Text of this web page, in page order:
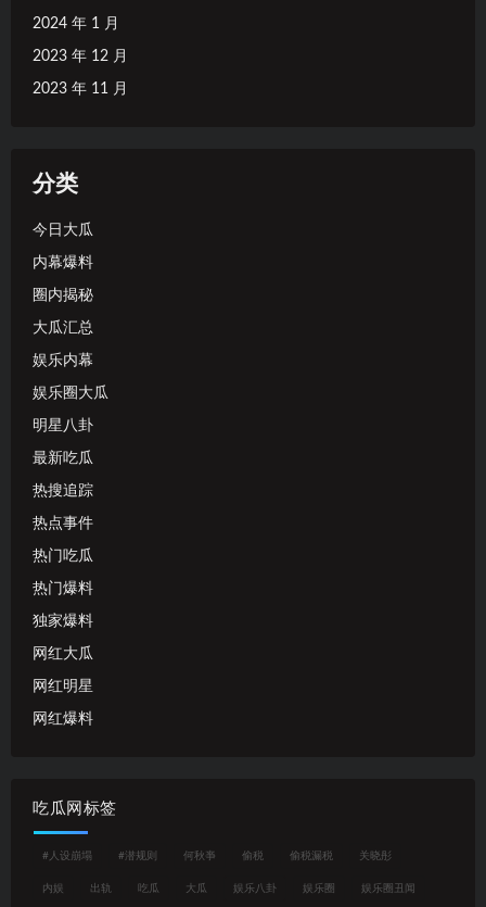
2024 年 1 月
2023 年 12 月
2023 年 11 月
分类
今日大瓜
内幕爆料
圈内揭秘
大瓜汇总
娱乐内幕
娱乐圈大瓜
明星八卦
最新吃瓜
热搜追踪
热点事件
热门吃瓜
热门爆料
独家爆料
网红大瓜
网红明星
网红爆料
吃瓜网标签
#人设崩塌 #潜规则 何秋亊 偷税 偷税漏税 关晓彤
内娱 出轨 吃瓜 大瓜 娱乐八卦 娱乐圈 娱乐圈丑闻